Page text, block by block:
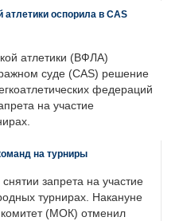
оспорила в CAS
атлетики (ВФЛА)
суде (CAS) решение
федераций
на участие
на турниры
запрета на участие
турнирах. Накануне
(МОК) отменил